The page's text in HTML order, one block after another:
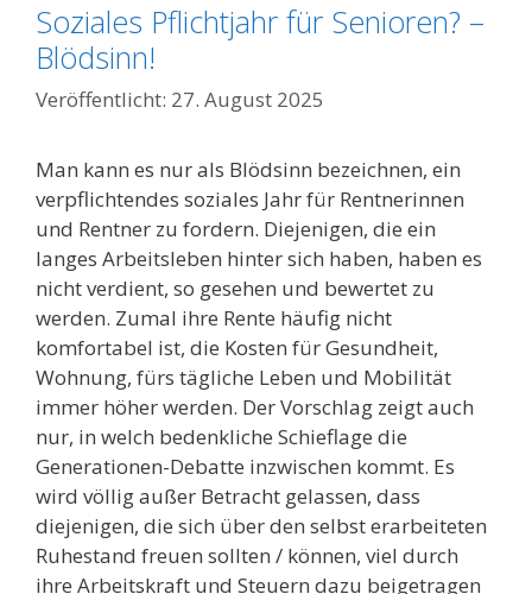
Soziales Pflichtjahr für Senioren? –
Blödsinn!
27. August 2025
Man kann es nur als Blödsinn bezeichnen, ein
verpflichtendes soziales Jahr für Rentnerinnen
und Rentner zu fordern. Diejenigen, die ein
langes Arbeitsleben hinter sich haben, haben es
nicht verdient, so gesehen und bewertet zu
werden. Zumal ihre Rente häufig nicht
komfortabel ist, die Kosten für Gesundheit,
Wohnung, fürs tägliche Leben und Mobilität
immer höher werden. Der Vorschlag zeigt auch
nur, in welch bedenkliche Schieflage die
Generationen-Debatte inzwischen kommt. Es
wird völlig außer Betracht gelassen, dass
diejenigen, die sich über den selbst erarbeiteten
Ruhestand freuen sollten / können, viel durch
ihre Arbeitskraft und Steuern dazu beigetragen